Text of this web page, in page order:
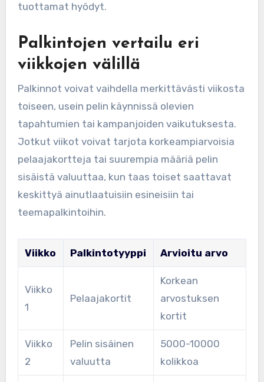
tuottamat hyödyt.
Palkintojen vertailu eri
viikkojen välillä
Palkinnot voivat vaihdella merkittävästi viikosta
toiseen, usein pelin käynnissä olevien
tapahtumien tai kampanjoiden vaikutuksesta.
Jotkut viikot voivat tarjota korkeampiarvoisia
pelaajakortteja tai suurempia määriä pelin
sisäistä valuuttaa, kun taas toiset saattavat
keskittyä ainutlaatuisiin esineisiin tai
teemapalkintoihin.
Viikko Palkintotyyppi Arvioitu arvo
Viikko
1
Pelaajakortit
Korkean
arvostuksen
kortit
Viikko
2
Pelin sisäinen
valuutta
5000-10000
kolikkoa